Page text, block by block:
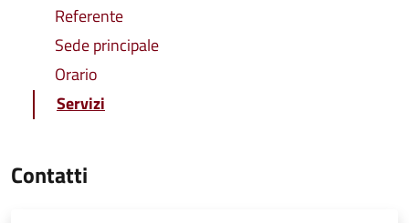
Referente
Sede principale
Orario
Servizi
Contatti